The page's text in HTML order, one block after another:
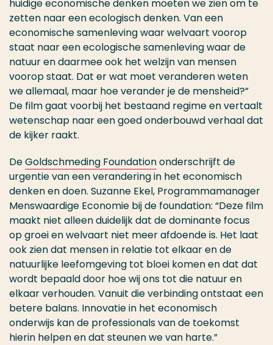
huidige economische denken moeten we zien om te
zetten naar een ecologisch denken. Van een
economische samenleving waar welvaart voorop
staat naar een ecologische samenleving waar de
natuur en daarmee ook het welzijn van mensen
voorop staat. Dat er wat moet veranderen weten
we allemaal, maar hoe verander je de mensheid?”
De film gaat voorbij het bestaand regime en vertaalt
wetenschap naar een goed onderbouwd verhaal dat
de kijker raakt.
DeGoldschmeding Foundationonderschrijft de
urgentie van een verandering in het economisch
denken en doen. Suzanne Ekel, Programmamanager
Menswaardige Economie bij de foundation: “Deze film
maakt niet alleen duidelijk dat de dominante focus
op groei en welvaart niet meer afdoende is. Het laat
ook zien dat mensen in relatie tot elkaar en de
natuurlijke leefomgeving tot bloei komen en dat dat
wordt bepaald door hoe wij ons tot die natuur en
elkaar verhouden. Vanuit die verbinding ontstaat een
betere balans. Innovatie in het economisch
onderwijs kan de professionals van de toekomst
hierin helpen en dat steunen we van harte.”